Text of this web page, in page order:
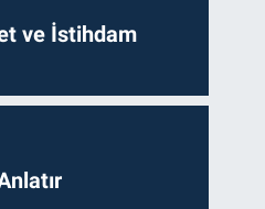
ve İstihdam